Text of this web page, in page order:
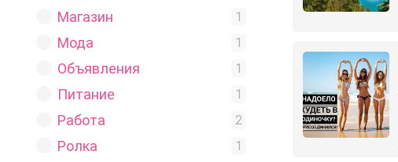
Магазин 1
Мода 1
Объявления 1
Питание 1
Работа 2
Ролка 1